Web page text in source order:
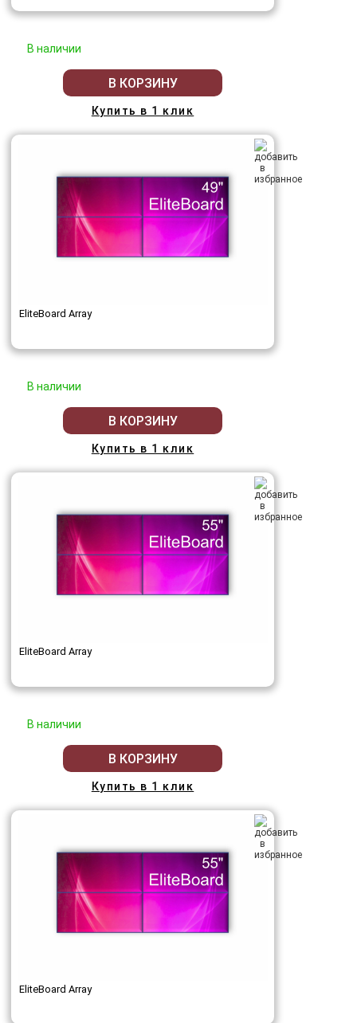
В наличии
В КОРЗИНУ
Купить в 1 клик
EliteBoard Array
В наличии
В КОРЗИНУ
Купить в 1 клик
EliteBoard Array
В наличии
В КОРЗИНУ
Купить в 1 клик
EliteBoard Array